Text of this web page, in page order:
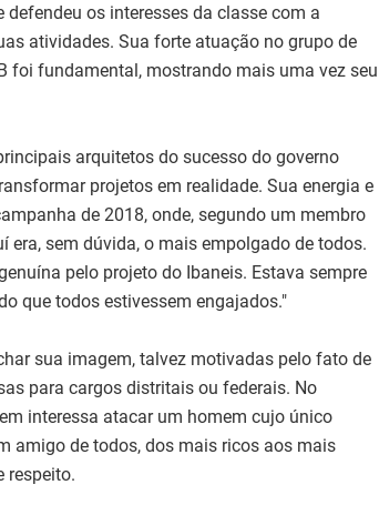
os interesses da classe com a
atividades. Sua forte atuação no grupo de
foi fundamental, mostrando mais uma vez seu
arquitetos do sucesso do governo
projetos em realidade. Sua energia e
de 2018, onde, segundo um membro
era, sem dúvida, o mais empolgado de todos.
pelo projeto do Ibaneis. Estava sempre
que todos estivessem engajados."
sua imagem, talvez motivadas pelo fato de
para cargos distritais ou federais. No
interessa atacar um homem cujo único
amigo de todos, dos mais ricos aos mais
respeito.